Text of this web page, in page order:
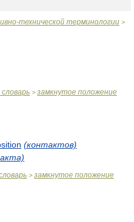
технической терминологии >
> замкнутое положение
(контактов)
> замкнутое положение